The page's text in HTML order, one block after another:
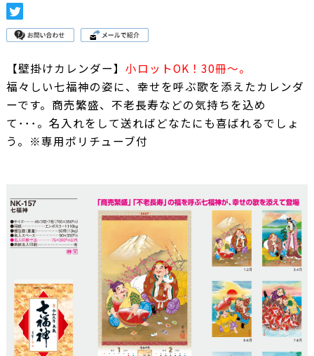
【壁掛けカレンダー】 小ロットOK！30冊～。
福々しい七福神の姿に、幸せを呼ぶ歌を添えたカレンダ
ーです。商売繁盛、不老長寿などの気持ちを込め
て･･･。名入れをして送ればどなたにも喜ばれるでしょ
う。※専用ポリチューブ付